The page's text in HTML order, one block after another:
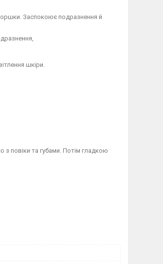
Заспокоює подразнення й
шкіри.
повіки та губами. Потім гладкою